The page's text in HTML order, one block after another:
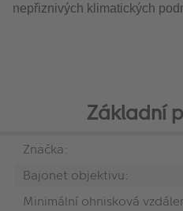
nepřiznivých klimatických
Základní
Značka:
Bajonet objektivu:
Minimální ohnisková